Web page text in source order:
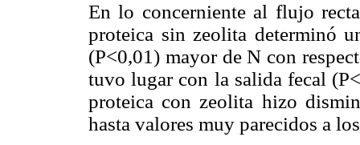
En lo concerniente al flujo
proteica sin zeolita determinó
(P<0,01) mayor de N con
tuvo lugar con la salida fecal
proteica con zeolita hizo
hasta valores muy parecidos a